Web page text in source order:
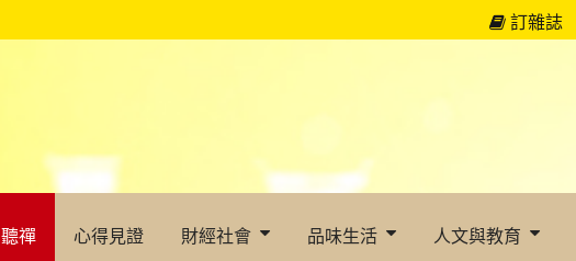
訂雜誌
聽禪 心得見證 財經社會 品味生活 人文與教育